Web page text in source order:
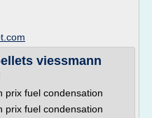
viessmann
prix fuel condensation
prix fuel condensation